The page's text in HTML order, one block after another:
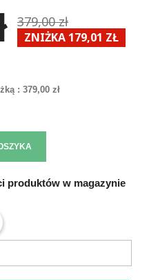
379,00 zł
ZNIŻKA 179,01 ZŁ
: 379,00 zł
produktów w magazynie